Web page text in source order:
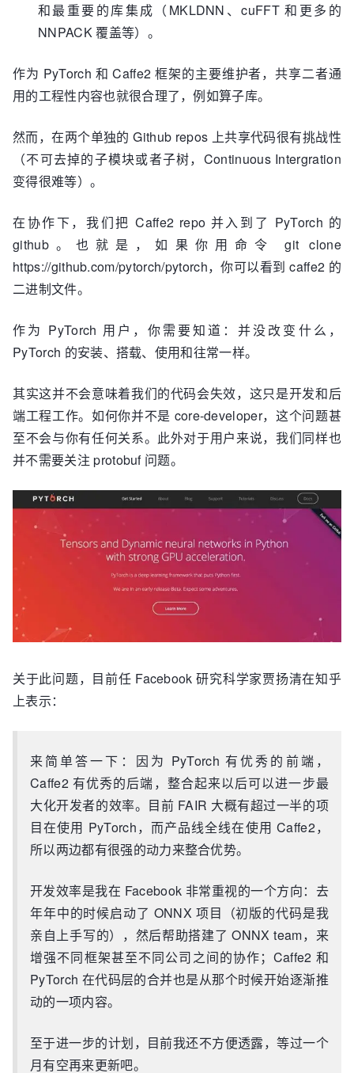
和最重要的库集成（MKLDNN、cuFFT 和更多的
NNPACK 覆盖等）。
作为 PyTorch 和 Caffe2 框架的主要维护者，共享二者通
用的工程性内容也就很合理了，例如算子库。
然而，在两个单独的 Github repos 上共享代码很有挑战性
（不可去掉的子模块或者子树，Continuous Intergration
变得很难等）。
在协作下，我们把 Caffe2 repo 并入到了 PyTorch 的
github。也就是，如果你用命令 git clone
https://github.com/pytorch/pytorch，你可以看到 caffe2 的
二进制文件。
作为 PyTorch 用户，你需要知道：并没改变什么，
PyTorch 的安装、搭载、使用和往常一样。
其实这并不会意味着我们的代码会失效，这只是开发和后
端工程工作。如何你并不是 core-developer，这个问题甚
至不会与你有任何关系。此外对于用户来说，我们同样也
并不需要关注 protobuf 问题。
关于此问题，目前任 Facebook 研究科学家贾扬清在知乎
上表示：
来简单答一下：因为 PyTorch 有优秀的前端，
Caffe2 有优秀的后端，整合起来以后可以进一步最
大化开发者的效率。目前 FAIR 大概有超过一半的项
目在使用 PyTorch，而产品线全线在使用 Caffe2，
所以两边都有很强的动力来整合优势。
开发效率是我在 Facebook 非常重视的一个方向：去
年年中的时候启动了 ONNX 项目（初版的代码是我
亲自上手写的），然后帮助搭建了 ONNX team，来
增强不同框架甚至不同公司之间的协作；Caffe2 和
PyTorch 在代码层的合并也是从那个时候开始逐渐推
动的一项内容。
至于进一步的计划，目前我还不方便透露，等过一个
月有空再来更新吧。